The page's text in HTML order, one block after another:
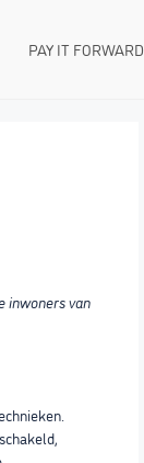
PAY IT FORWARD
inwoners van